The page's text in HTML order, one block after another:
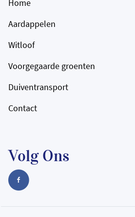
Home
Aardappelen
Witloof
Voorgegaarde groenten
Duiventransport
Contact
Volg Ons